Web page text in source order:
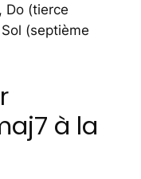
Do (tierce
(septième
à la